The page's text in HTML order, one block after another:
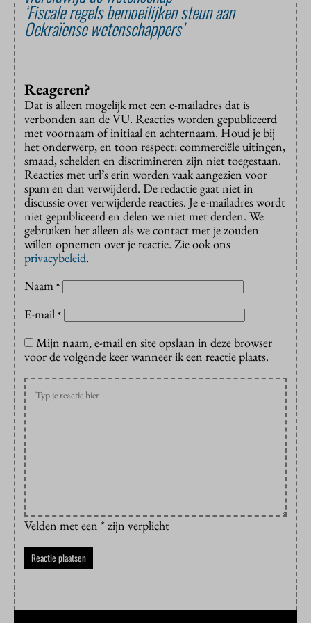
‘Fiscale regels bemoeilijken steun aan
Oekraïense wetenschappers’
Reageren?
Dat is alleen mogelijk met een e-mailadres dat is
verbonden aan de VU. Reacties worden gepubliceerd
met voornaam of initiaal en achternaam. Houd je bij
het onderwerp, en toon respect: commerciële uitingen,
smaad, schelden en discrimineren zijn niet toegestaan.
Reacties met url’s erin worden vaak aangezien voor
spam en dan verwijderd. De redactie gaat niet in
discussie over verwijderde reacties. Je e-mailadres wordt
niet gepubliceerd en delen we niet met derden. We
gebruiken het alleen als we contact met je zouden
willen opnemen over je reactie. Zie ook ons
privacybeleid.
Naam *
E-mail *
Mijn naam, e-mail en site opslaan in deze browser
voor de volgende keer wanneer ik een reactie plaats.
Velden met een * zijn verplicht